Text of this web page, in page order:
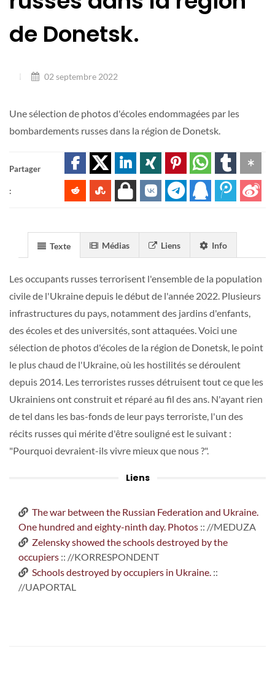
de Donetsk.
02 septembre 2022
Une sélection de photos d'écoles endommagées par les
bombardements russes dans la région de Donetsk.
Partager
:
Texte Médias Liens Info
Les occupants russes terrorisent l'ensemble de la population
civile de l'Ukraine depuis le début de l'année 2022. Plusieurs
infrastructures du pays, notamment des jardins d'enfants,
des écoles et des universités, sont attaquées. Voici une
sélection de photos d'écoles de la région de Donetsk, le point
le plus chaud de l'Ukraine, où les hostilités se déroulent
depuis 2014. Les terroristes russes détruisent tout ce que les
Ukrainiens ont construit et réparé au fil des ans. N'ayant rien
de tel dans les bas-fonds de leur pays terroriste, l'un des
récits russes qui mérite d'être souligné est le suivant :
"Pourquoi devraient-ils vivre mieux que nous ?".
Liens
The war between the Russian Federation and Ukraine.
One hundred and eighty-ninth day. Photos :: //MEDUZA
Zelensky showed the schools destroyed by the
occupiers :: //KORRESPONDENT
Schools destroyed by occupiers in Ukraine. ::
//UAPORTAL